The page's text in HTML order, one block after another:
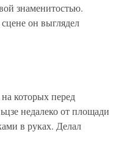
знаменитостью.
он выглядел
которых перед
недалеко от площади
в руках. Делал